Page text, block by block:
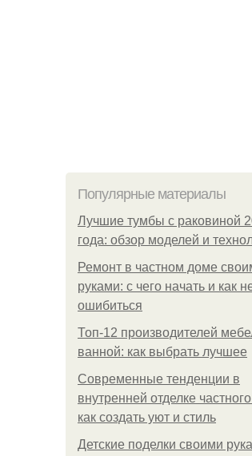
Популярные материалы
Лучшие тумбы с раковиной
года: обзор моделей и
Ремонт в частном доме
руками: с чего начать и как
ошибиться
Топ-12 производителей
ванной: как выбрать лучшее
Современные тенденции в
внутренней отделке
как создать уют и стиль
Детские поделки своими